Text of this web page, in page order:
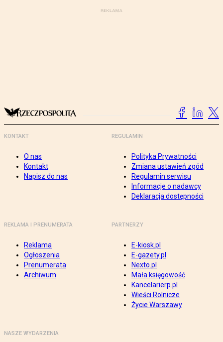
KONTAKT
O nas
Kontakt
Napisz do nas
REGULAMIN
Polityka Prywatności
Zmiana ustawień zgód
Regulamin serwisu
Informacje o nadawcy
Deklaracja dostępności
REKLAMA I PRENUMERATA
Reklama
Ogłoszenia
Prenumerata
Archiwum
PARTNERZY
E-kiosk.pl
E-gazety.pl
Nexto.pl
Mała księgowość
Kancelarierp.pl
Wieści Rolnicze
Życie Warszawy
NASZE WYDARZENIA